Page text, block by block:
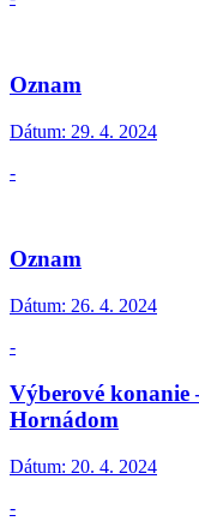
Oznam
Dátum: 29. 4. 2024
-
Oznam
Dátum: 26. 4. 2024
-
Výberové konanie
Hornádom
Dátum: 20. 4. 2024
-